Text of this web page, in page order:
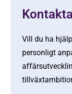
Vill du ha
personligt